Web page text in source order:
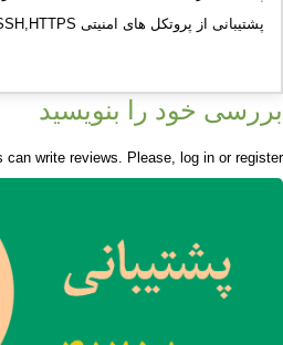
پشتیبانی از پروتکل های امنیتی SRTP,TSL,SSH,HTTPS
بررسی خود را بنویسید
can write reviews. Please, log in or register